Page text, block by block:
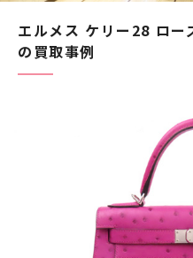
エルメス ケリー28 ロー
の買取事例